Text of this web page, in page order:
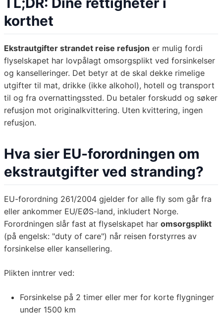
korthet
Ekstrautgifter strandet reise refusjon er mulig fordi
flyselskapet har lovpålagt omsorgsplikt ved forsinkelser
og kanselleringer. Det betyr at de skal dekke rimelige
utgifter til mat, drikke (ikke alkohol), hotell og transport
til og fra overnattingssted. Du betaler forskudd og søker
refusjon mot originalkvittering. Uten kvittering, ingen
refusjon.
Hva sier EU-forordningen om
ekstrautgifter ved stranding?
EU-forordning 261/2004 gjelder for alle fly som går fra
eller ankommer EU/EØS-land, inkludert Norge.
Forordningen slår fast at flyselskapet har omsorgsplikt
(på engelsk: "duty of care") når reisen forstyrres av
forsinkelse eller kansellering.
Plikten inntrer ved:
Forsinkelse på 2 timer eller mer for korte flygninger
under 1500 km